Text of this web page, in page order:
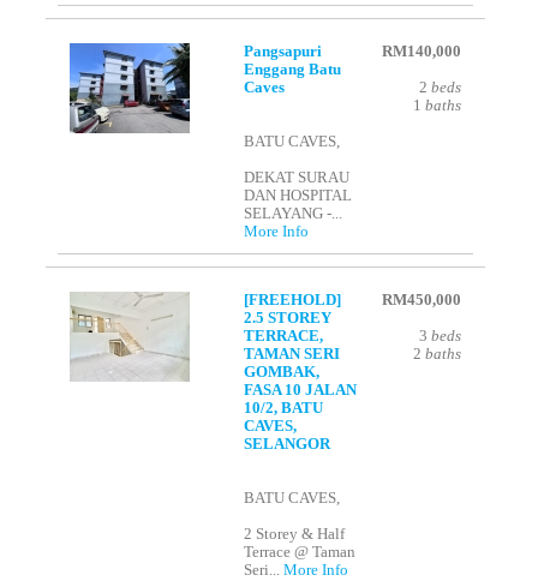
Pangsapuri
Enggang Batu
Caves
BATU CAVES,
DEKAT SURAU
DAN HOSPITAL
SELAYANG -...
More Info
RM140,000
2 beds
1 baths
[FREEHOLD]
2.5 STOREY
TERRACE,
TAMAN SERI
GOMBAK,
FASA 10 JALAN
10/2, BATU
CAVES,
SELANGOR
BATU CAVES,
2 Storey & Half
Terrace @ Taman
Seri...More Info
RM450,000
3 beds
2 baths